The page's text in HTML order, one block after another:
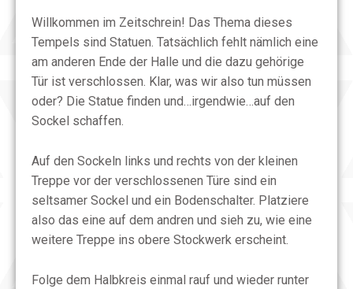
Willkommen im Zeitschrein! Das Thema dieses
Tempels sind Statuen. Tatsächlich fehlt nämlich eine
am anderen Ende der Halle und die dazu gehörige
Tür ist verschlossen. Klar, was wir also tun müssen
oder? Die Statue finden und…irgendwie…auf den
Sockel schaffen.
Auf den Sockeln links und rechts von der kleinen
Treppe vor der verschlossenen Türe sind ein
seltsamer Sockel und ein Bodenschalter. Platziere
also das eine auf dem andren und sieh zu, wie eine
weitere Treppe ins obere Stockwerk erscheint.
Folge dem Halbkreis einmal rauf und wieder runter